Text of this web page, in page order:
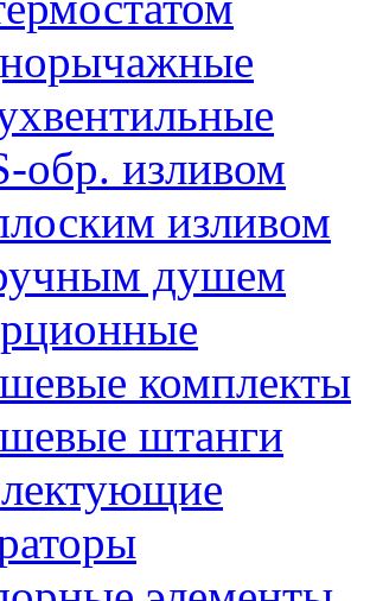
обр. изливом
изливом
душем
комплекты
штанги